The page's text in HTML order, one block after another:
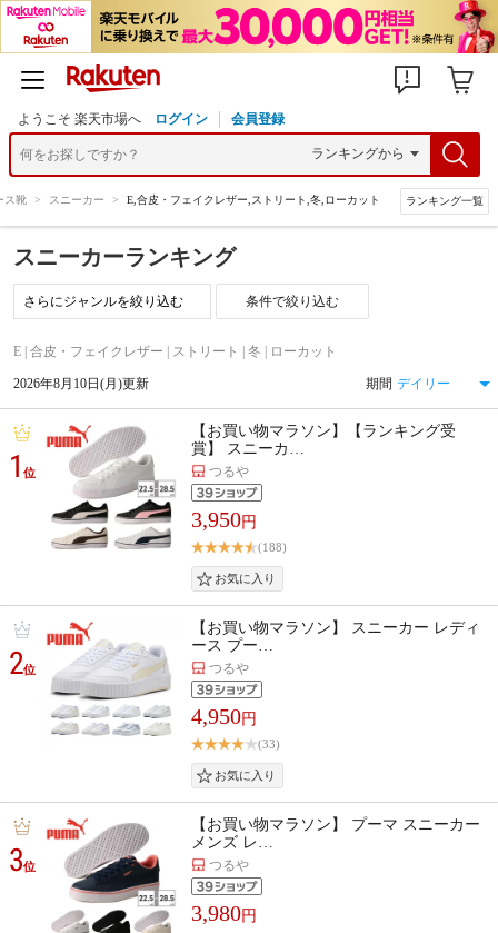
ようこそ 楽天市場へ ログイン 会員登録
ス靴 > スニーカー > E,合皮・フェイクレザー,ストリート,冬,ローカット ランキング一覧
スニーカーランキング
条件で絞り込む
E | 合皮・フェイクレザー | ストリート | 冬 | ローカット
2026年8月10日(月)更新 期間
1位
【お買い物マラソン】【ランキング受
賞】 スニーカ…
つるや
3,950円
(188)
2位
【お買い物マラソン】 スニーカー レディ
ース プー…
つるや
4,950円
(33)
3位
【お買い物マラソン】 プーマ スニーカー
メンズ レ…
つるや
3,980円